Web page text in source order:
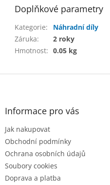
Doplňkové parametry
Kategorie:
Náhradní díly
Záruka:
2 roky
Hmotnost: 0.05 kg
Z
Informace pro vás
Jak nakupovat
Obchodní podmínky
Ochrana osobních údajů
Soubory cookies
Doprava a platba